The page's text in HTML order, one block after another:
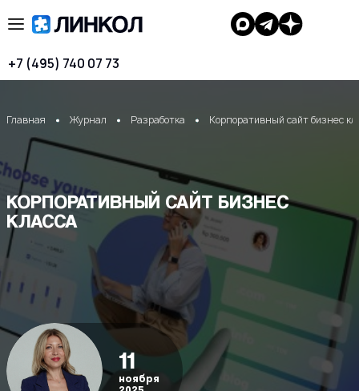
+7 (495) 740 07 73
Главная Журнал Разработка Корпоративный сайт бизнес
КОРПОРАТИВНЫЙ САЙТ БИЗНЕС
КЛАССА
11
ноября